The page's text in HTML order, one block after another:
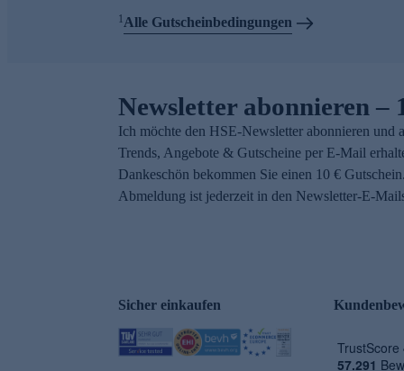
1Alle Gutscheinbedingungen
Newsletter abonnieren –
Ich möchte den HSE-Newsletter abonnieren und
Trends, Angebote & Gutscheine per E-Mail
Dankeschön bekommen Sie einen 10 €
Abmeldung ist jederzeit in den Newsletter-E-
Sicher einkaufen